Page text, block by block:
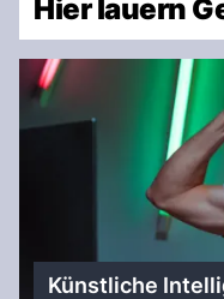
Hier lauern
Künstliche